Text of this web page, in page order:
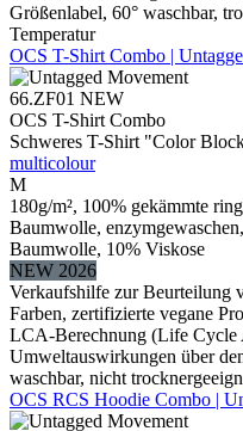
Größenlabel, 60° waschbar,
Temperatur
OCS T-Shirt Combo |
66.ZF01 NEW
OCS T-Shirt Combo
Schweres T-Shirt "Color
multicolour
M
180g/m², 100% gekämmte
Baumwolle,
Baumwolle, 10% Viskose
NEW 2026
Verkaufshilfe zur Beurteilung
Farben, zertifizierte vegane
LCA-Berechnung (Life Cycle
Umweltauswirkungen über
waschbar, nicht
OCS RCS Hoodie Combo |